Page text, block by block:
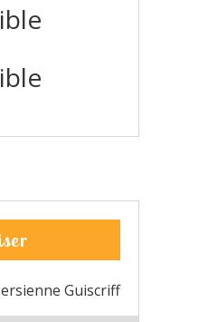
Guiscriff